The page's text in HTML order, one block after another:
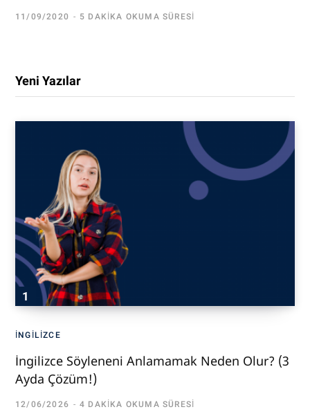
11/09/2020 5 DAKIKA OKUMA SÜRESI
Yeni Yazılar
İNGILIZCE
İngilizce Söyleneni Anlamamak Neden Olur? (3
Ayda Çözüm!)
12/06/2026 4 DAKIKA OKUMA SÜRESI